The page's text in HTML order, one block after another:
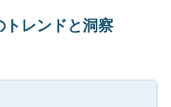
レンドと洞察